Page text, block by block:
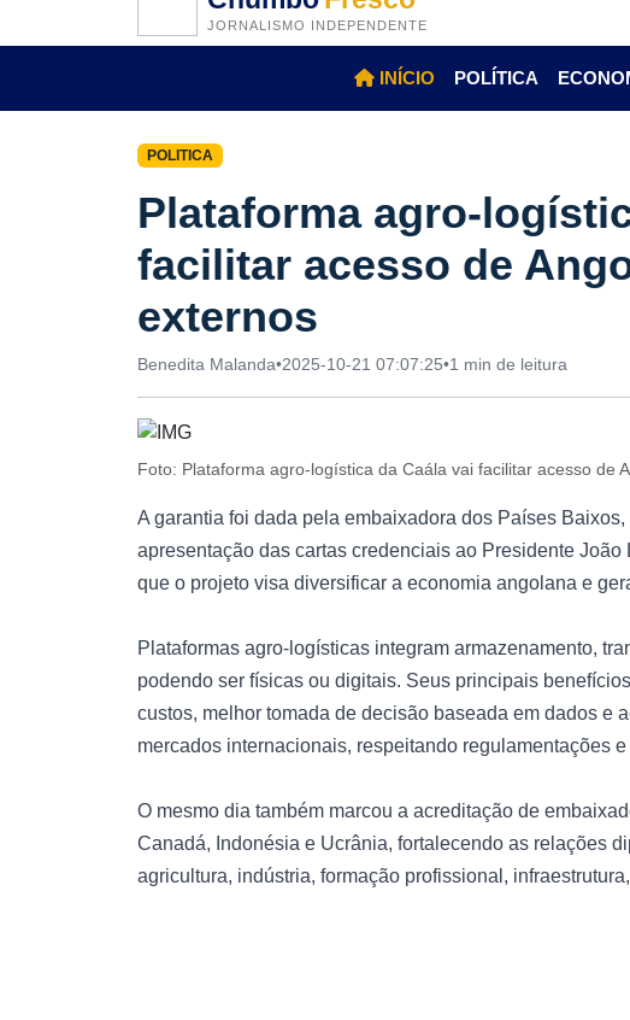
JORNALISMO INDEPENDENTE
INÍCIO POLÍTICA
POLITICA
Plataforma agro-
facilitar acesso de
externos
Benedita Malanda•2025-10-21 07:07:25•1 min de leitura
Foto: Plataforma agro-logística da Caála vai facilitar acesso de
A garantia foi dada pela embaixadora dos Países
apresentação das cartas credenciais ao Presidente
que o projeto visa diversificar a economia angolana e
Plataformas agro-logísticas integram armazenamento,
podendo ser físicas ou digitais. Seus principais
custos, melhor tomada de decisão baseada em dados e
mercados internacionais, respeitando regulamentações
O mesmo dia também marcou a acreditação de
Canadá, Indonésia e Ucrânia, fortalecendo as relações
agricultura, indústria, formação profissional,